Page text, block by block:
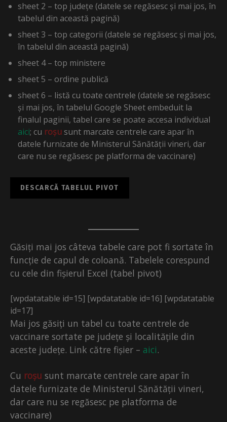
sheet 2 – top județe (datele se regăsesc și mai jos, în
tabelul din această pagină)
sheet 3 – top categorii (datele se regăsesc și mai jos,
în tabelul din această pagină)
sheet 4 – top ministere
sheet 5 – ordine publică
sheet 6 – listă cu toate centrele (datele se regăsesc
și mai jos, în tabelul Google Sheet embeduit la
finalul paginii, tabel care se poate accesa individual
aici; cu roșu sunt marcate centrele care apar în
datele furnizate de Ministerul Sănătății vineri, dar
care nu se regăsesc pe platforma de vaccinare)
DESCARCĂ TABELUL PIVOT
Găsiți mai jos câteva tabele care pot fi sortate în
funcție de capul de coloană. Tabelele corespund
cu cele din fișierul Excel (tabel pivot)
[wpdatatable id=15] [wpdatatable id=16] [wpdatatable
id=17]
Mai jos găsiți un tabel cu toate centrele de
vaccinare sortate pe județe și localitățile din
aceste județe. Link către fișier – aici.
Cu roșu sunt marcate centrele care apar în
datele furnizate de Ministerul Sănătății vineri,
dar care nu se regăsesc pe platforma de
vaccinare)